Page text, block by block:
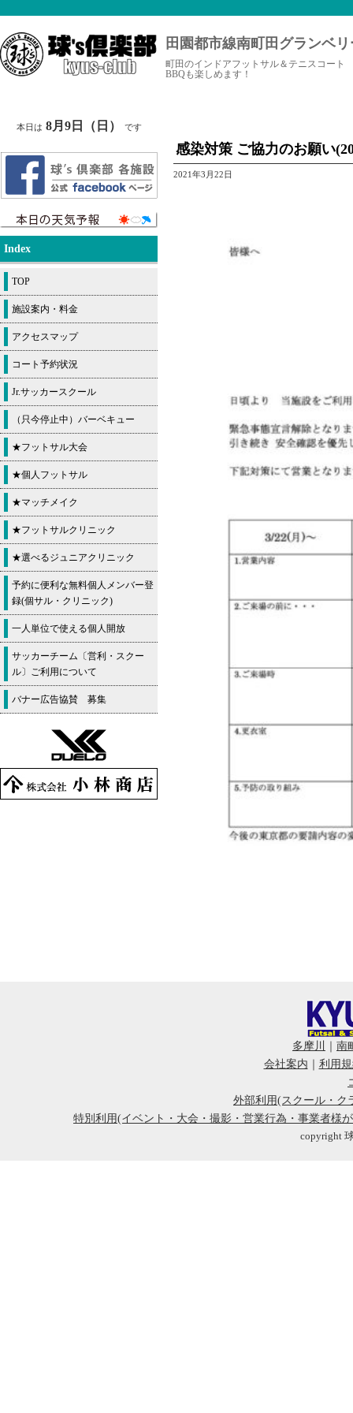
田園都市線南町田グランベ
町田のインドアフットサル＆テニスコート
BBQも楽しめます！
感染対策 ご協力のお願い
2021年3月22日
本日は 8月9日（日） です
Index
TOP
施設案内・料金
アクセスマップ
コート予約状況
Jr.サッカースクール
（只今停止中）バーベキュー
★フットサル大会
★個人フットサル
★マッチメイク
★フットサルクリニック
★選べるジュニアクリニック
予約に便利な無料個人メンバー登
録(個サル・クリニック)
一人単位で使える個人開放
サッカーチーム〔営利・スクー
ル〕ご利用について
バナー広告協賛 募集
多摩川
南
会社案内
利用
外部利用(スクール・ク
特別利用(イベント・大会・撮影・営業行為・事業者様
copyright